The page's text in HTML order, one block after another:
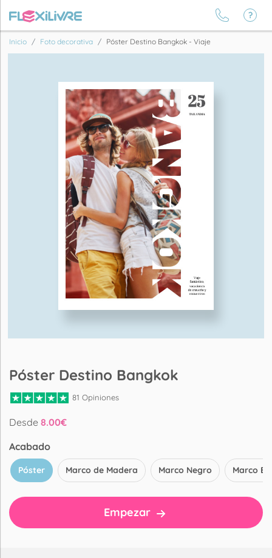
Inicio Foto decorativa Póster Destino Bangkok - Viaje
Póster Destino Bangkok
81 Opiniones
Desde 8.00€
Acabado
Póster Marco de Madera Marco Negro Marco
Empezar